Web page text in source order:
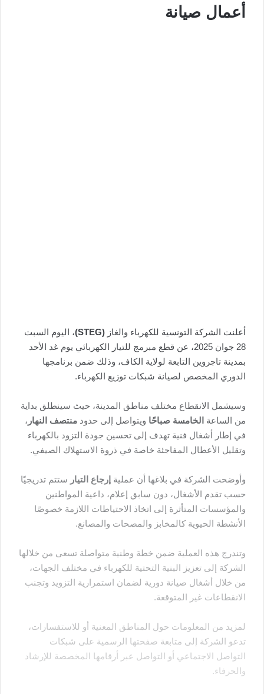
أعمال صيانة
أعلنت الشركة التونسية للكهرباء والغاز (STEG)
، اليوم السبت
28 جوان 2025، عن قطع مبرمج للتيار الكهربائي يوم غد الأحد
بمدينة تاجروين التابعة لولاية الكاف، وذلك ضمن برنامجها
الدوري المخصص لصيانة شبكات توزيع الكهرباء.
وسيشمل الانقطاع مختلف مناطق المدينة، حيث سينطلق بداية
من الساعة الخامسة صباحًا ويتواصل إلى حدود منتصف النهار ،
في إطار أشغال فنية تهدف إلى تحسين جودة التزود بالكهرباء
وتقليل الأعطال المفاجئة خاصة في ذروة الاستهلاك الصيفي.
وأوضحت الشركة في بلاغها أن عملية إرجاع التيار ستتم تدريجيًا
حسب تقدم الأشغال، دون سابق إعلام، داعية المواطنين
والمؤسسات المتأثرة إلى اتخاذ الاحتياطات اللازمة خصوصًا
الأنشطة الحيوية كالمخابز والمصحات والمصانع.
وتندرج هذه العملية ضمن خطة وطنية متواصلة تسعى من خلالها
الشركة إلى تعزيز البنية التحتية للكهرباء في مختلف الجهات،
من خلال أشغال صيانة دورية لضمان استمرارية التزويد وتجنب
الانقطاعات غير المتوقعة.
لمزيد من المعلومات حول المناطق المعنية أو للاستفسارات،
تدعو الشركة إلى متابعة صفحتها الرسمية على شبكات
التواصل الاجتماعي أو التواصل عبر أرقامها المخصصة للإرشاد
والحرفاء.